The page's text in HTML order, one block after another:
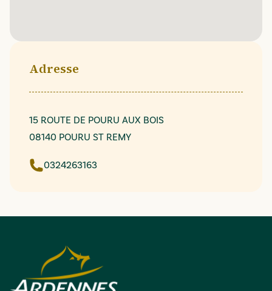
Adresse
15 ROUTE DE POURU AUX BOIS
08140 POURU ST REMY
0324263163